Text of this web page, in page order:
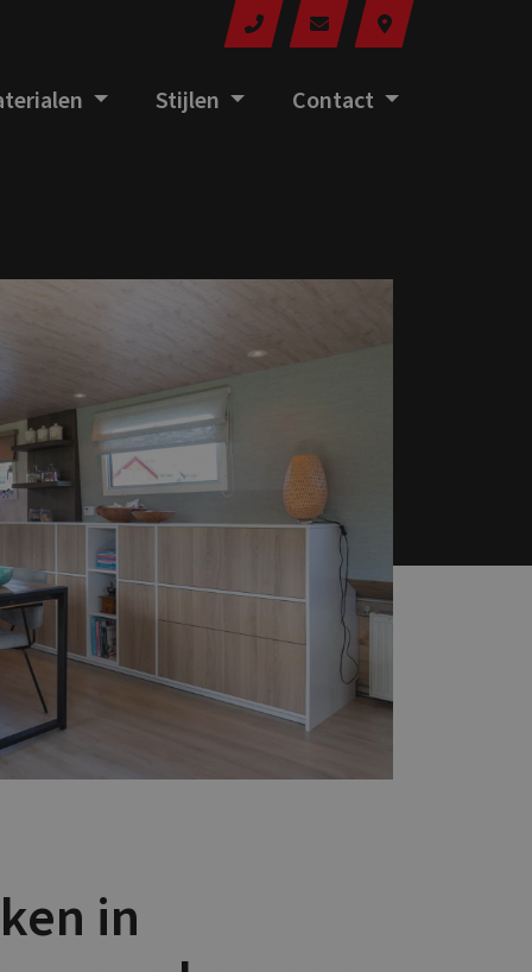
Stijlen Contact
in